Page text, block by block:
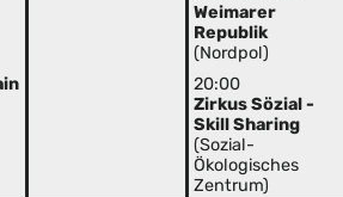
Weimarer
Republik
(Nordpol)
20:00
Zirkus Sözial -
Skill Sharing
(Sozial-
Ökologisches
Zentrum)